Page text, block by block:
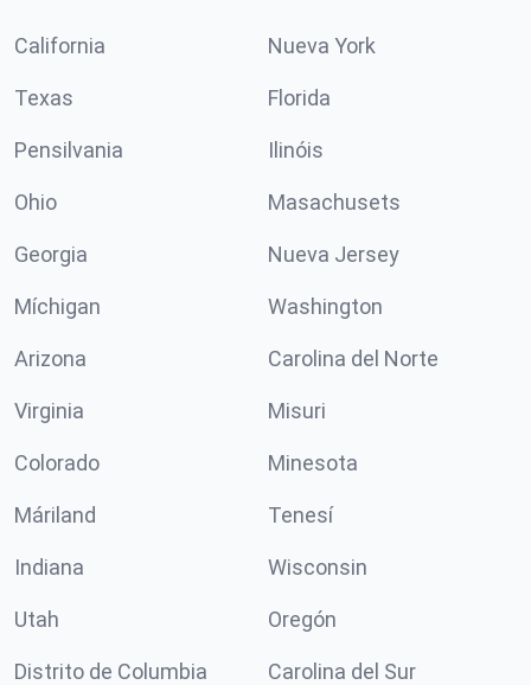
California Nueva York
Texas Florida
Pensilvania Ilinóis
Ohio Masachusets
Georgia Nueva Jersey
Míchigan Washington
Arizona Carolina del Norte
Virginia Misuri
Colorado Minesota
Máriland Tenesí
Indiana Wisconsin
Utah Oregón
Distrito de Columbia Carolina del Sur